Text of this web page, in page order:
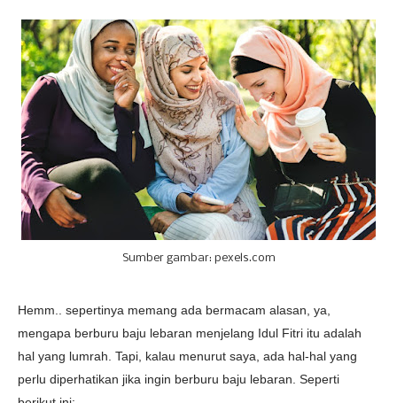
Sumber gambar: pexels.com
Hemm.. sepertinya memang ada bermacam alasan, ya,
mengapa berburu baju lebaran menjelang Idul Fitri itu adalah
hal yang lumrah. Tapi, kalau menurut saya, ada hal-hal yang
perlu diperhatikan jika ingin berburu baju lebaran. Seperti